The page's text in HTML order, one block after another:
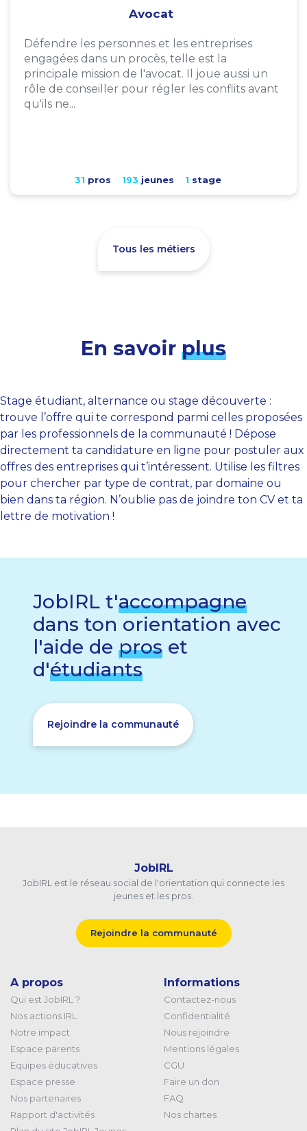
Avocat
Défendre les personnes et les entreprises
engagées dans un procès, telle est la
principale mission de l'avocat. Il joue aussi un
rôle de conseiller pour régler les conflits avant
qu'ils ne...
31 pros 193 jeunes 1 stage
Tous les métiers
En savoir plus
Stage étudiant, alternance ou stage découverte :
trouve l’offre qui te correspond parmi celles proposées
par les professionnels de la communauté ! Dépose
directement ta candidature en ligne pour postuler aux
offres des entreprises qui t’intéressent. Utilise les filtres
pour chercher par type de contrat, par domaine ou
bien dans ta région. N’oublie pas de joindre ton CV et ta
lettre de motivation !
JobIRL t'accompagne
dans ton orientation avec
l'aide de pros et
d'étudiants
Rejoindre la communauté
JobIRL
JobIRL est le réseau social de l'orientation qui connecte les
jeunes et les pros.
Rejoindre la communauté
A propos
Qui est JobIRL ?
Nos actions IRL
Notre impact
Espace parents
Equipes éducatives
Espace presse
Nos partenaires
Rapport d'activités
Informations
Contactez-nous
Confidentialité
Nous rejoindre
Mentions légales
CGU
Faire un don
FAQ
Nos chartes